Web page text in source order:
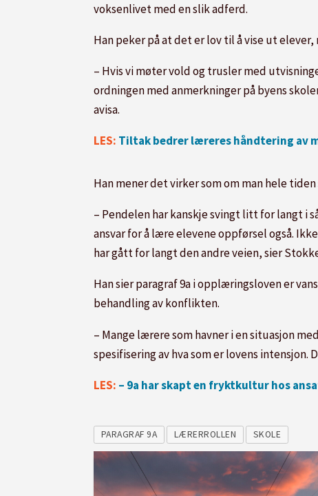
voksenlivet med en slik adferd.
Han peker på at det er lov til å vise ut
– Hvis vi møter vold og trusler med
ordningen med anmerkninger på byens
avisa.
LES: Tiltak bedrer læreres håndtering av
Han mener det virker som om man hele
– Pendelen har kanskje svingt litt for langt i
ansvar for å lære elevene oppførsel også.
har gått for langt den andre veien, sier
Han sier paragraf 9a i opplæringsloven er
behandling av konflikten.
– Mange lærere som havner i en situasjon
spesifisering av hva som er lovens
LES: – 9a har skapt en fryktkultur hos
PARAGRAF 9A LÆRERROLLEN SKOLE